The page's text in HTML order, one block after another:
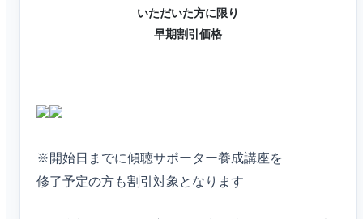
いただいた方に限り
早期割引価格
※開始日までに傾聴サポーター養成講座を
修了予定の方も割引対象となります